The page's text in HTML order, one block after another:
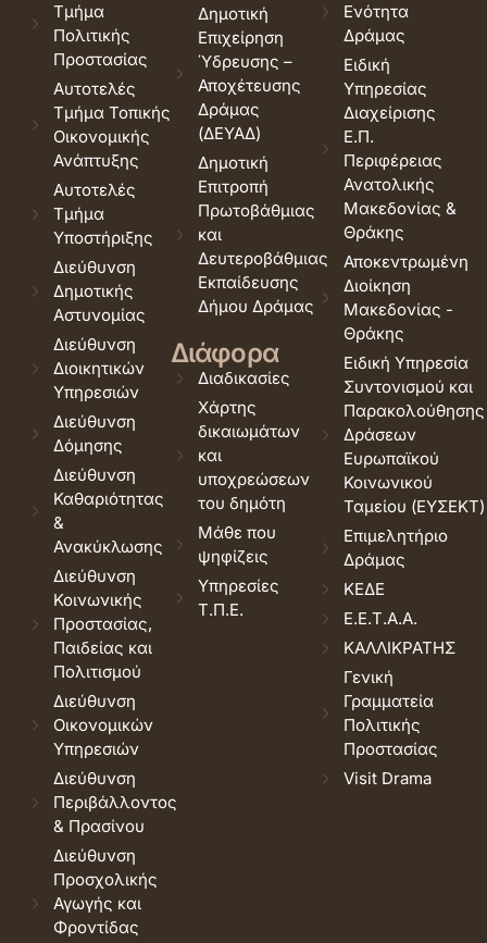
Τμήμα
Πολιτικής
Προστασίας
Αυτοτελές
Τμήμα Τοπικής
Οικονομικής
Ανάπτυξης
Αυτοτελές
Τμήμα
Υποστήριξης
Διεύθυνση
Δημοτικής
Αστυνομίας
Διεύθυνση
Διοικητικών
Υπηρεσιών
Διεύθυνση
Δόμησης
Διεύθυνση
Καθαριότητας
&
Ανακύκλωσης
Διεύθυνση
Κοινωνικής
Προστασίας,
Παιδείας και
Πολιτισμού
Διεύθυνση
Οικονομικών
Υπηρεσιών
Διεύθυνση
Περιβάλλοντος
& Πρασίνου
Διεύθυνση
Προσχολικής
Αγωγής και
Φροντίδας
Δημοτική
Επιχείρηση
Ύδρευσης –
Αποχέτευσης
Δράμας
(ΔΕΥΑΔ)
Δημοτική
Επιτροπή
Πρωτοβάθμιας
και
Δευτεροβάθμιας
Εκπαίδευσης
Δήμου Δράμας
Διάφορα
Διαδικασίες
Χάρτης
δικαιωμάτων
και
υποχρεώσεων
του δημότη
Μάθε που
ψηφίζεις
Υπηρεσίες
Τ.Π.Ε.
Ενότητα
Δράμας
Ειδική
Υπηρεσίας
Διαχείρισης
Ε.Π.
Περιφέρειας
Ανατολικής
Μακεδονίας &
Θράκης
Αποκεντρωμένη
Διοίκηση
Μακεδονίας -
Θράκης
Ειδική Υπηρεσία
Συντονισμού και
Παρακολούθησης
Δράσεων
Ευρωπαϊκού
Κοινωνικού
Ταμείου (ΕΥΣΕΚΤ)
Επιμελητήριο
Δράμας
ΚΕΔΕ
Ε.Ε.Τ.Α.Α.
ΚΑΛΛΙΚΡΑΤΗΣ
Γενική
Γραμματεία
Πολιτικής
Προστασίας
Visit Drama